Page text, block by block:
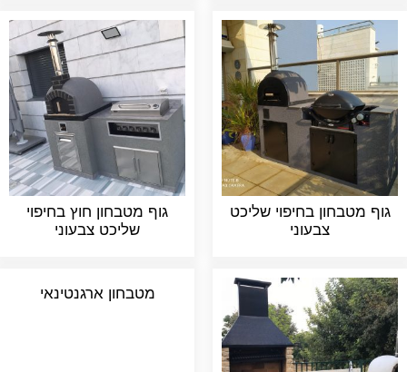
גוף מטבחון בחיפוי שליכט
צבעוני
גוף מטבחון חוץ בחיפוי
שליכט צבעוני
מטבחון ארגנטינאי